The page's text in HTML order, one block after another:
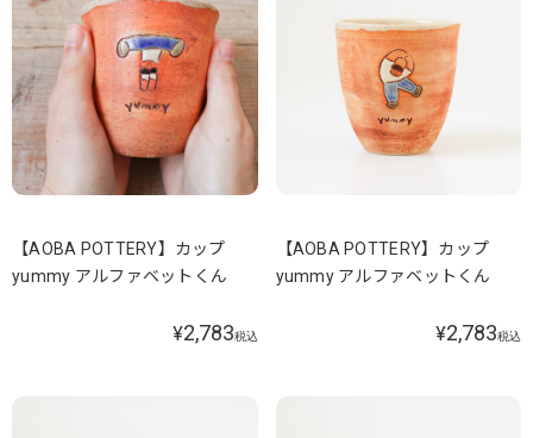
【AOBA POTTERY】カップ
yummy アルファベットくん
¥2,783税込
【AOBA POTTERY】カップ
yummy アルファベットくん
¥2,783税込